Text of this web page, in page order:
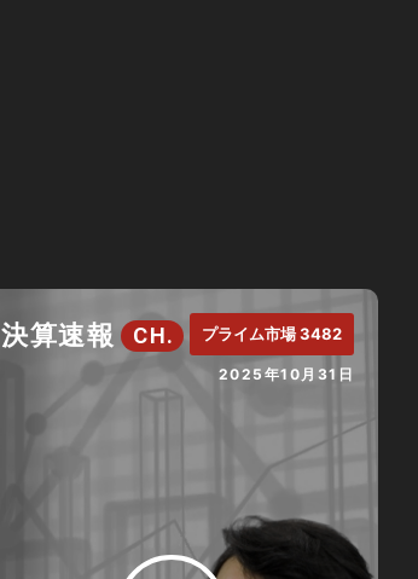
決算速報 CH. プライム市場 3482
2025年10月31日